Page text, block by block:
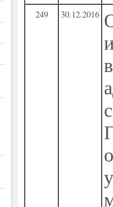
249 30.12.2016